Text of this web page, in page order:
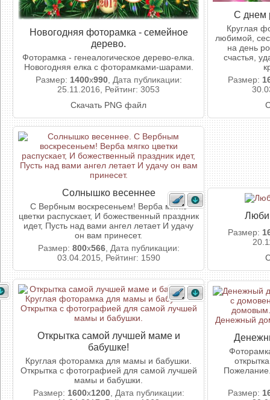
Новогодняя фоторамка - семейное
дерево.
Фоторамка - генеалогическое дерево-елка.
Новогодняя елка с фоторамками-шарами.
Размер: 1400x990, Дата публикации:
25.11.2016, Рейтинг: 3053
Скачать PNG файл
С днем
Круглая
любимой,
на день
счастья,
Размер:
Солнышко весеннее
С Вербным воскресеньем! Верба мягко
цветки распускает, И божественный праздник
идет, Пусть над вами ангел летает И удачу
он вам принесет.
Размер: 800x566, Дата публикации:
03.04.2015, Рейтинг: 1590
Размер:
Открытка самой лучшей маме и
бабушке!
Круглая фоторамка для мамы и бабушки.
Открытка с фотографией для самой лучшей
мамы и бабушки.
Размер: 1600x1200, Дата публикации:
Размер: